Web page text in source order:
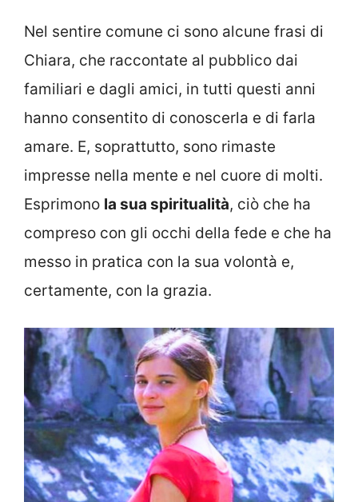
Nel sentire comune ci sono alcune frasi di
Chiara, che raccontate al pubblico dai
familiari e dagli amici, in tutti questi anni
hanno consentito di conoscerla e di farla
amare. E, soprattutto, sono rimaste
impresse nella mente e nel cuore di molti.
Esprimono la sua spiritualità, ciò che ha
compreso con gli occhi della fede e che ha
messo in pratica con la sua volontà e,
certamente, con la grazia.